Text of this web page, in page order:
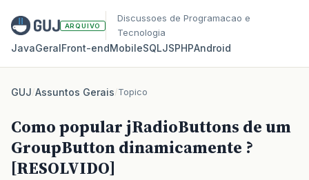
ARQUIVO
Discussoes de Programacao e
Tecnologia
JavaGeralFront‑endMobileSQLJSPHPAndroid
GUJ/Assuntos Gerais/Topico
Como popular jRadioButtons de um
GroupButton dinamicamente ?
[RESOLVIDO]